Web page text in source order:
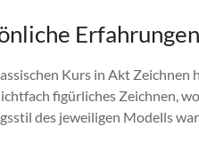
Erfahrungen
Kurs in Akt
figürliches Zeichnen,
des jeweiligen Modells